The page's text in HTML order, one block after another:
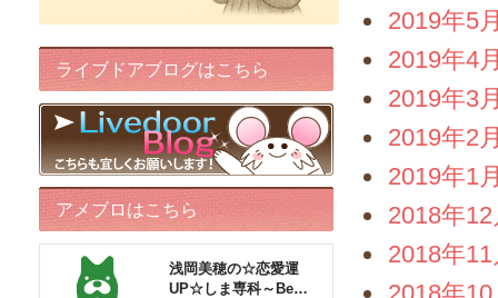
2019年5
2019年4
2019年3
2019年2
2019年1
2018年12
2018年11
ライブドアブログはこちら
アメブロはこちら